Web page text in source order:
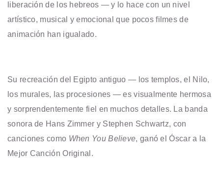
liberación de los hebreos — y lo hace con un nivel
artístico, musical y emocional que pocos filmes de
animación han igualado.
Su recreación del Egipto antiguo — los templos, el Nilo,
los murales, las procesiones — es visualmente hermosa
y sorprendentemente fiel en muchos detalles. La banda
sonora de Hans Zimmer y Stephen Schwartz, con
canciones como When You Believe, ganó el Óscar a la
Mejor Canción Original.